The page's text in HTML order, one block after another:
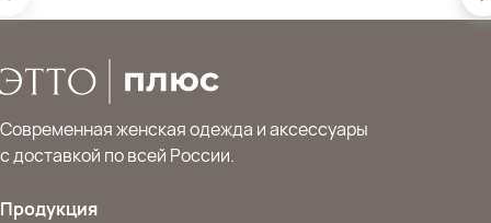
Современная женская одежда и аксессуары
с доставкой по всей России.
Продукция